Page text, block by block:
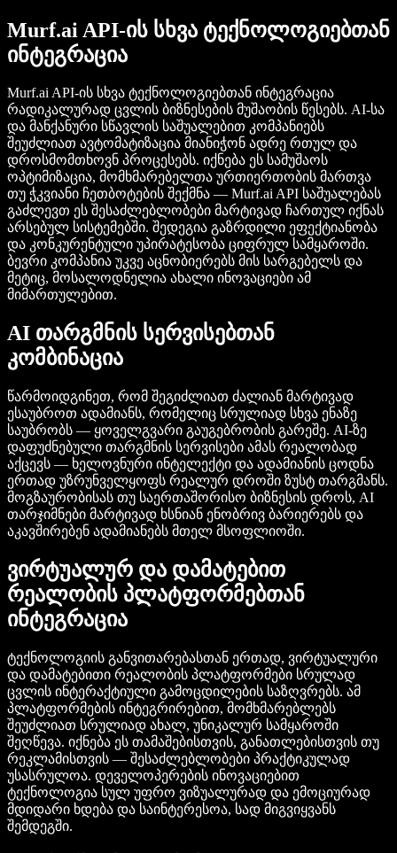
Murf.ai API-ის სხვა ტექნოლოგიებთან
ინტეგრაცია
Murf.ai API-ის სხვა ტექნოლოგიებთან ინტეგრაცია
რადიკალურად ცვლის ბიზნესების მუშაობის წესებს. AI-სა
და მანქანური სწავლის საშუალებით კომპანიებს
შეუძლიათ ავტომატიზაცია მიანიჭონ ადრე რთულ და
დროსმომთხოვნ პროცესებს. იქნება ეს სამუშაოს
ოპტიმიზაცია, მომხმარებელთა ურთიერთობის მართვა
თუ ჭკვიანი ჩეთბოტების შექმნა — Murf.ai API საშუალებას
გაძლევთ ეს შესაძლებლობები მარტივად ჩართულ იქნას
არსებულ სისტემებში. შედეგია გაზრდილი ეფექტიანობა
და კონკურენტული უპირატესობა ციფრულ სამყაროში.
ბევრი კომპანია უკვე აცნობიერებს მის სარგებელს და
მეტიც, მოსალოდნელია ახალი ინოვაციები ამ
მიმართულებით.
AI თარგმნის სერვისებთან
კომბინაცია
წარმოიდგინეთ, რომ შეგიძლიათ ძალიან მარტივად
ესაუბროთ ადამიანს, რომელიც სრულიად სხვა ენაზე
საუბრობს — ყოველგვარი გაუგებრობის გარეშე. AI-ზე
დაფუძნებული თარგმნის სერვისები ამას რეალობად
აქცევს — ხელოვნური ინტელექტი და ადამიანის ცოდნა
ერთად უზრუნველყოფს რეალურ დროში ზუსტ თარგმანს.
მოგზაურობისას თუ საერთაშორისო ბიზნესის დროს, AI
თარჯიმნები მარტივად ხსნიან ენობრივ ბარიერებს და
აკავშირებენ ადამიანებს მთელ მსოფლიოში.
ვირტუალურ და დამატებით
რეალობის პლატფორმებთან
ინტეგრაცია
ტექნოლოგიის განვითარებასთან ერთად, ვირტუალური
და დამატებითი რეალობის პლატფორმები სრულად
ცვლის ინტერაქტიული გამოცდილების საზღვრებს. ამ
პლატფორმების ინტეგრირებით, მომხმარებლებს
შეუძლიათ სრულიად ახალ, უნიკალურ სამყაროში
შეღწევა. იქნება ეს თამაშებისთვის, განათლებისთვის თუ
რეკლამისთვის — შესაძლებლობები პრაქტიკულად
უსასრულოა. დეველოპერების ინოვაციებით
ტექნოლოგია სულ უფრო ვიზუალურად და ემოციურად
მდიდარი ხდება და საინტერესოა, სად მიგვიყვანს
შემდეგში.